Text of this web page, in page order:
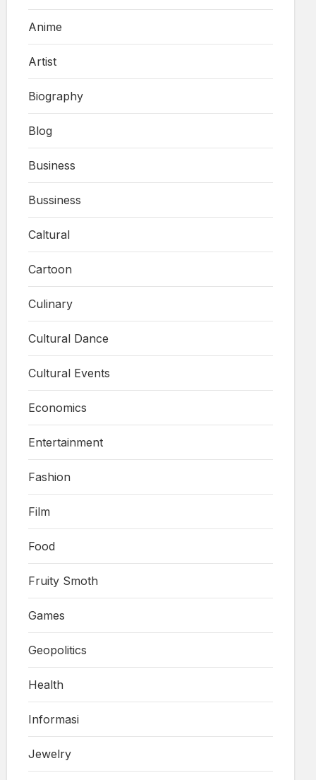
Anime
Artist
Biography
Blog
Business
Bussiness
Caltural
Cartoon
Culinary
Cultural Dance
Cultural Events
Economics
Entertainment
Fashion
Film
Food
Fruity Smoth
Games
Geopolitics
Health
Informasi
Jewelry